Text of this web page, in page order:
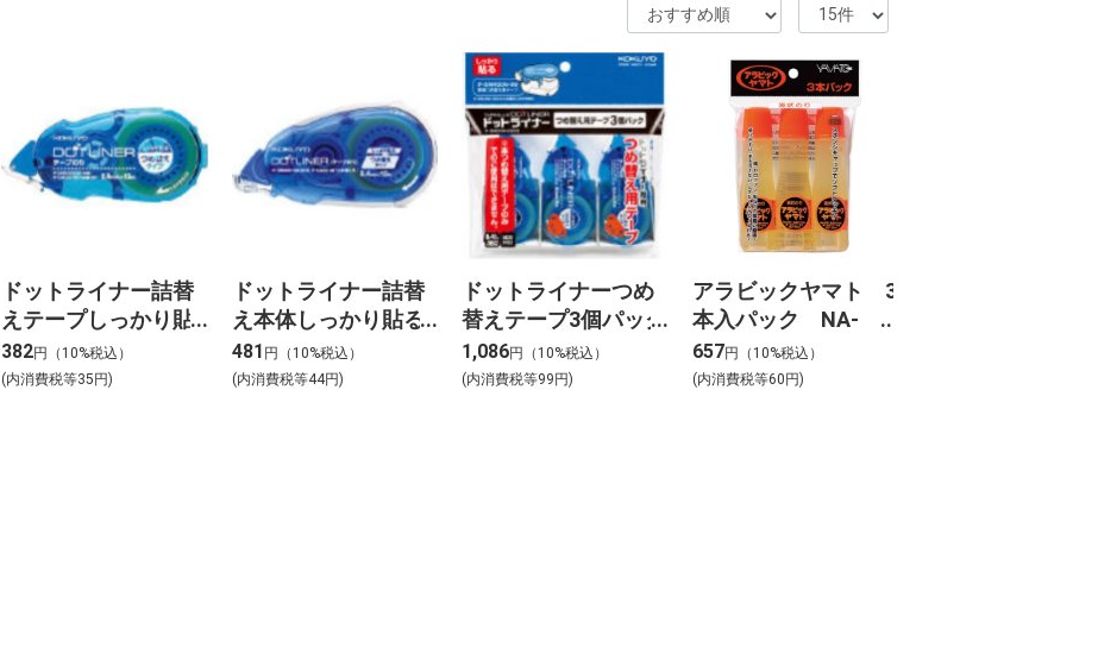
ドットライナー詰替
えテープしっかり貼
る タ-D400N-08
382円（10%税込）
(内消費税等35円)
ドットライナー詰替
え本体しっかり貼る
タ-DM400N-08
481 円（10%税込）
(内消費税等44円)
ドットライナーつめ
替えテープ3個パック
タ-D400N-08X3
1,086円（10%税込）
(内消費税等99円)
アラビックヤマト 3
本入パック NA-
50RH-3P
657円（10%税込）
(内消費税等60円)